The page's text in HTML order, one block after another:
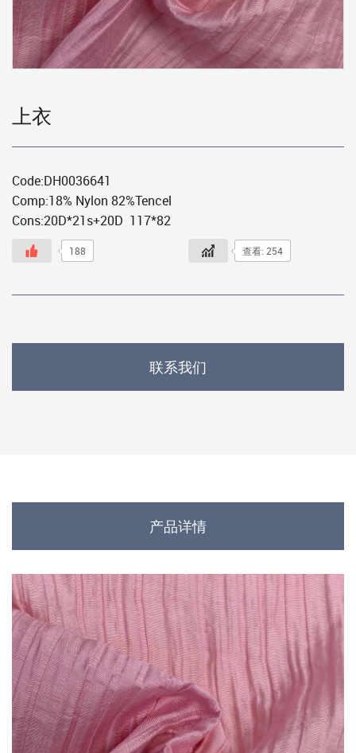
上衣
Code:DH0036641
Comp:18% Nylon 82%Tencel
Cons:20D*21s+20D 117*82
188 查看: 254
联系我们
产品详情